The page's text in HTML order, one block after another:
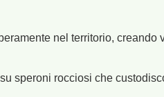
nel territorio, creando
speroni rocciosi che